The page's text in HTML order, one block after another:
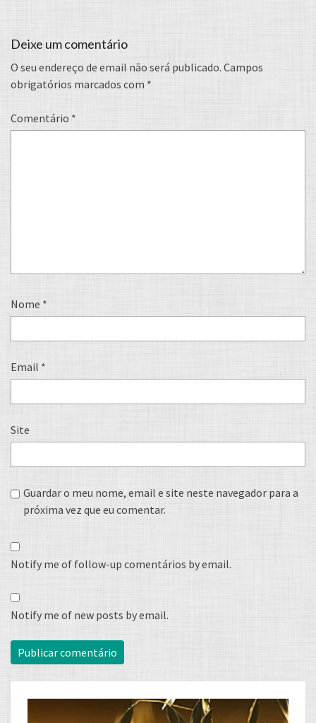
Deixe um comentário
O seu endereço de email não será publicado. Campos
obrigatórios marcados com *
Comentário *
Nome *
Email *
Site
Guardar o meu nome, email e site neste navegador para a
próxima vez que eu comentar.
Notify me of follow-up comentários by email.
Notify me of new posts by email.